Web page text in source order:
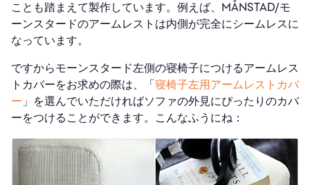
ことも踏まえて製作しています。例えば、MÅNSTAD/モ
ーンスタードのアームレストは内側が完全にシームレスに
なっています。
ですからモーンスタード左側の寝椅子につけるアームレス
トカバーをお求めの際は、「 寝椅子左用アームレストカバ
ー 」を選んでいただければソファの外見にぴったりのカバ
ーをつけることができます。こんなふうにね：